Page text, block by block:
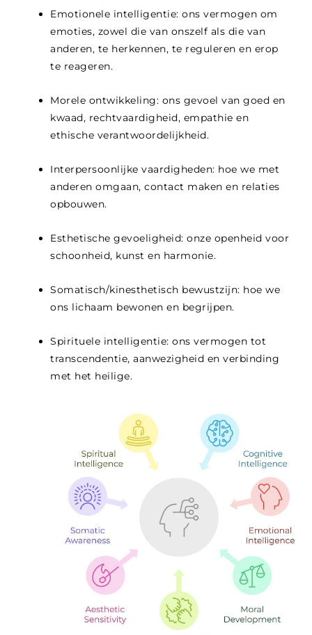
Emotionele intelligentie: ons vermogen om
emoties, zowel die van onszelf als die van
anderen, te herkennen, te reguleren en erop
te reageren.
Morele ontwikkeling: ons gevoel van goed en
kwaad, rechtvaardigheid, empathie en
ethische verantwoordelijkheid.
Interpersoonlijke vaardigheden: hoe we met
anderen omgaan, contact maken en relaties
opbouwen.
Esthetische gevoeligheid: onze openheid voor
schoonheid, kunst en harmonie.
Somatisch/kinesthetisch bewustzijn: hoe we
ons lichaam bewonen en begrijpen.
Spirituele intelligentie: ons vermogen tot
transcendentie, aanwezigheid en verbinding
met het heilige.